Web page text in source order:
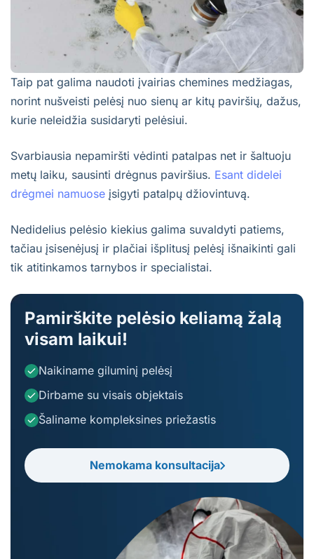
Taip pat galima naudoti įvairias chemines medžiagas,
norint nušveisti pelėsį nuo sienų ar kitų paviršių, dažus,
kurie neleidžia susidaryti pelėsiui.
Svarbiausia nepamiršti vėdinti patalpas net ir šaltuoju
metų laiku, sausinti drėgnus paviršius. Esant didelei
drėgmei namuose įsigyti patalpų džiovintuvą.
Nedidelius pelėsio kiekius galima suvaldyti patiems,
tačiau įsisenėjusį ir plačiai išplitusį pelėsį išnaikinti gali
tik atitinkamos tarnybos ir specialistai.
Pamirškite pelėsio keliamą žalą
visam laikui!
Naikiname giluminį pelėsį
Dirbame su visais objektais
Šaliname kompleksines priežastis
Nemokama konsultacija